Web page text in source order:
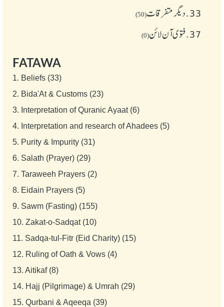
33. دیگر متفرقات(50)
37. فتوی آن لائن(0)
FATAWA
1. Beliefs (33)
2. Bida'At & Customs (23)
3. Interpretation of Quranic Ayaat (6)
4. Interpretation and research of Ahadees (5)
5. Purity & Impurity (31)
6. Salath (Prayer) (29)
7. Taraweeh Prayers (2)
8. Eidain Prayers (5)
9. Sawm (Fasting) (155)
10. Zakat-o-Sadqat (10)
11. Sadqa-tul-Fitr (Eid Charity) (15)
12. Ruling of Oath & Vows (4)
13. Aitikaf (8)
14. Hajj (Pilgrimage) & Umrah (29)
15. Qurbani & Aqeeqa (39)